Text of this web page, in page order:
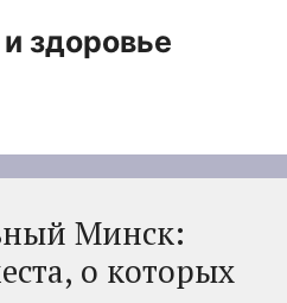
здоровье
Минск:
о которых